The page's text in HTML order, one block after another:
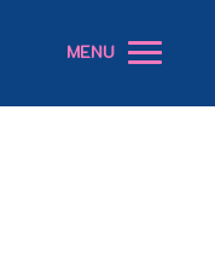
MENU